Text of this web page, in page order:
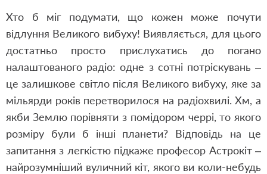
Хто б міг подумати, що кожен може почути
відлуння Великого вибуху! Виявляється, для цього
достатньо просто прислухатись до погано
налаштованого радіо: одне з сотні потріскувань –
це залишкове світло після Великого вибуху, яке за
мільярди років перетворилося на радіохвилі. Хм, а
якби Землю порівняти з помідором черрі, то якого
розміру були б інші планети? Відповідь на це
запитання з легкістю підкаже професор Астрокіт –
найрозумніший вуличний кіт, якого ви коли-небудь